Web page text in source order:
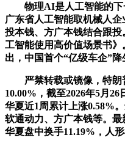
物理AI是人工智能的下
广东省人工智能取机械人
投本钱、方广本钱结合跟
工智能使用高价值场景书
出，中国首个“亿级车企”降
严禁转载或镜像，特朗
10.00%，截至2026年5月
华夏近1周累计上涨0.58%
软通动力、方广本钱等。
华夏盘中换手11.19%，人